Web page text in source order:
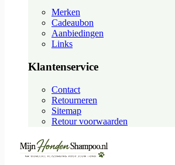
Merken
Cadeaubon
Aanbiedingen
Links
Klantenservice
Contact
Retourneren
Sitemap
Retour voorwaarden